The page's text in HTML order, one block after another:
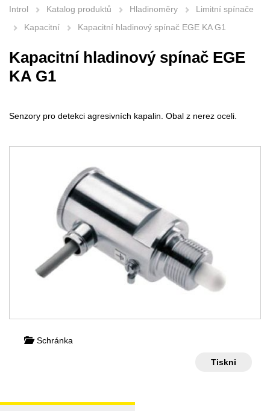
Introl Katalog produktů Hladinoměry
Limitní spínače
Kapacitní
Kapacitní hladinový spínač EGE KA G1
Kapacitní hladinový spínač EGE
KA G1
Senzory pro detekci agresivních kapalin. Obal z nerez oceli.
Schránka
Tiskni